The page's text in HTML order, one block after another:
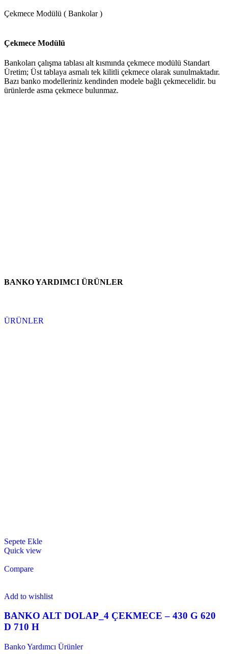
Çekmece Modülü ( Bankolar )
Çekmece Modülü
Bankoları çalışma tablası alt kısmında çekmece modülü Standart
Üretim; Üst tablaya asmalı tek kilitli çekmece olarak sunulmaktadır.
Bazı banko modelleriniz kendinden modele bağlı çekmecelidir. bu
ürünlerde asma çekmece bulunmaz.
BANKO YARDIMCI ÜRÜNLER
ÜRÜNLER
Sepete Ekle
Quick view
Compare
Add to wishlist
BANKO ALT DOLAP_4 ÇEKMECE – 430 G 620
D 710 H
Banko Yardımcı Ürünler